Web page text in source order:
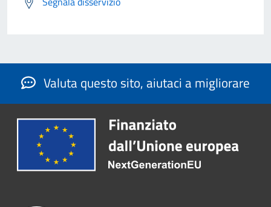
Valuta questo sito, aiutaci a migliorare